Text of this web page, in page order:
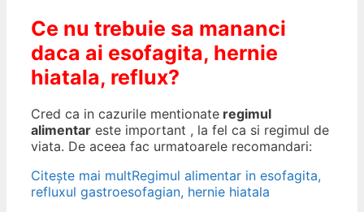
Ce nu trebuie sa mananci
daca ai esofagita, hernie
hiatala, reflux?
Cred ca in cazurile mentionate regimul
alimentar este important , la fel ca si regimul de
viata. De aceea fac urmatoarele recomandari:
Citește mai multRegimul alimentar in esofagita,
refluxul gastroesofagian, hernie hiatala